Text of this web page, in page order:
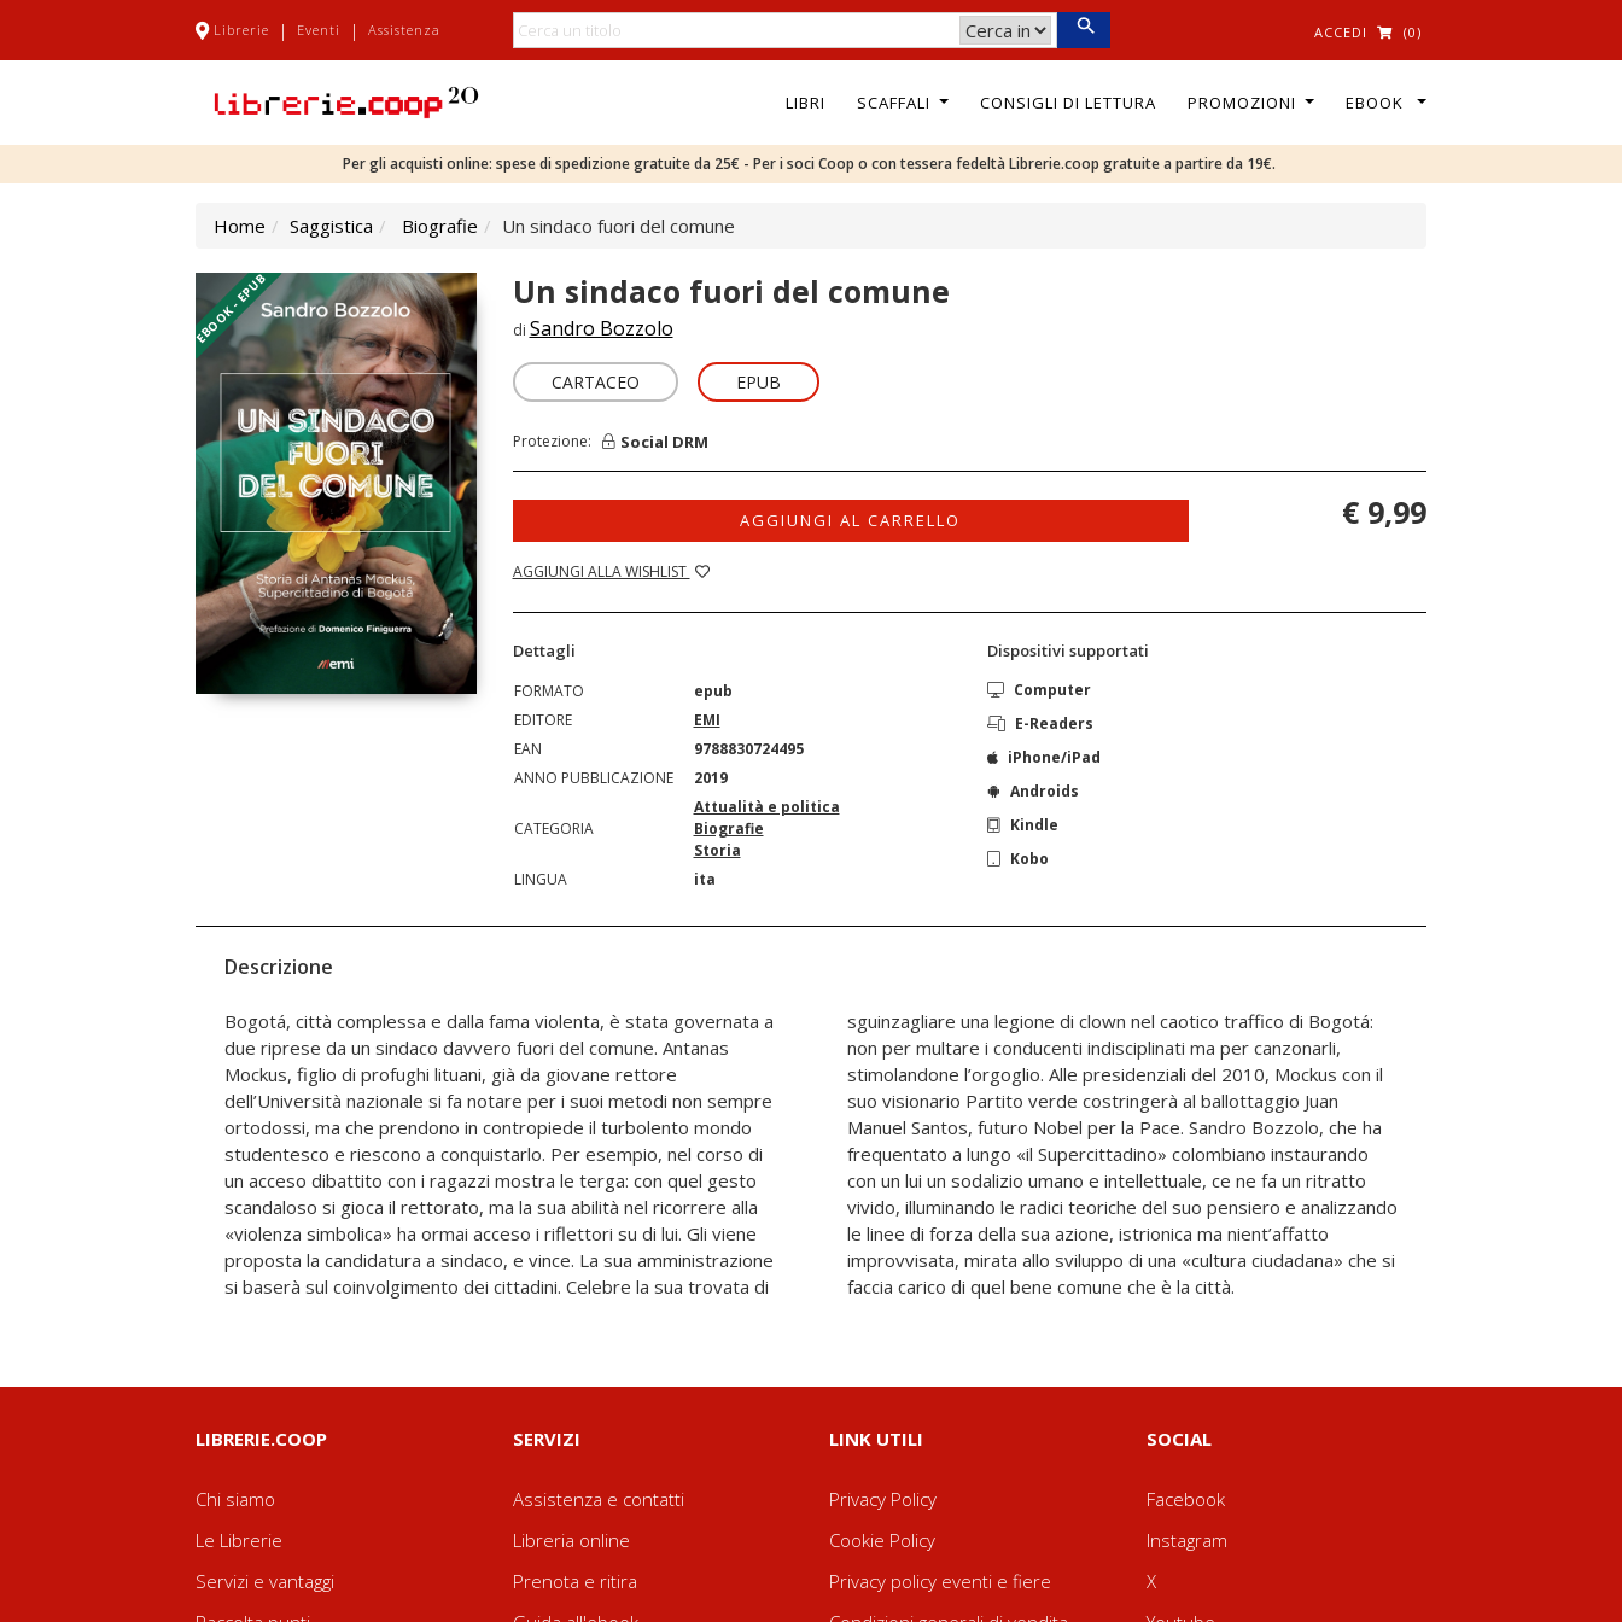
Librerie | Eventi | Assistenza ACCEDI (0)
LIBRI SCAFFALI CONSIGLI DI LETTURA PROMOZIONI EBOOK
Per gli acquisti online: spese di spedizione gratuite da 25€ - Per i soci Coop o con tessera fedeltà Librerie.coop gratuite a partire da 19€.
Home Saggistica Biografie Un sindaco fuori del comune
EBOOK - EPUB Un sindaco fuori del comune
di Sandro Bozzolo
CARTACEO EPUB
Protezione: Social DRM
AGGIUNGI AL CARRELLO
AGGIUNGI ALLA WISHLIST
€ 9,99
Dettagli
FORMATO
epub
EDITORE
EMI
EAN
9788830724495
ANNO PUBBLICAZIONE
2019
CATEGORIA
Attualità e politica
Biografie
Storia
LINGUA
ita
Dispositivi supportati
Computer
E-Readers
iPhone/iPad
Androids
Kindle
Kobo
Descrizione
Bogotá, città complessa e dalla fama violenta, è stata governata a
due riprese da un sindaco davvero fuori del comune. Antanas
Mockus, figlio di profughi lituani, già da giovane rettore
dell’Università nazionale si fa notare per i suoi metodi non sempre
ortodossi, ma che prendono in contropiede il turbolento mondo
studentesco e riescono a conquistarlo. Per esempio, nel corso di
un acceso dibattito con i ragazzi mostra le terga: con quel gesto
scandaloso si gioca il rettorato, ma la sua abilità nel ricorrere alla
«violenza simbolica» ha ormai acceso i riflettori su di lui. Gli viene
proposta la candidatura a sindaco, e vince. La sua amministrazione
si baserà sul coinvolgimento dei cittadini. Celebre la sua trovata di
sguinzagliare una legione di clown nel caotico traffico di Bogotá:
non per multare i conducenti indisciplinati ma per canzonarli,
stimolandone l’orgoglio. Alle presidenziali del 2010, Mockus con il
suo visionario Partito verde costringerà al ballottaggio Juan
Manuel Santos, futuro Nobel per la Pace. Sandro Bozzolo, che ha
frequentato a lungo «il Supercittadino» colombiano instaurando
con un lui un sodalizio umano e intellettuale, ce ne fa un ritratto
vivido, illuminando le radici teoriche del suo pensiero e analizzando
le linee di forza della sua azione, istrionica ma nient’affatto
improvvisata, mirata allo sviluppo di una «cultura ciudadana» che si
faccia carico di quel bene comune che è la città.
LIBRERIE.COOP
Chi siamo
Le Librerie
Servizi e vantaggi
SERVIZI
Assistenza e contatti
Libreria online
Prenota e ritira
LINK UTILI
Privacy Policy
Cookie Policy
Privacy policy eventi e fiere
SOCIAL
Facebook
Instagram
X